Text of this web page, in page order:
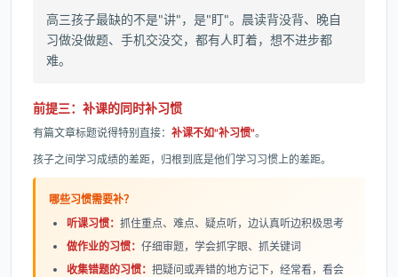
高三孩子最缺的不是"讲"，是"盯"。晨读背没背、晚自
习做没做题、手机交没交，都有人盯着，想不进步都
难。
前提三：补课的同时补习惯
有篇文章标题说得特别直接： 补课不如"补习惯"。
孩子之间学习成绩的差距，归根到底是他们学习习惯上的差距。
哪些习惯需要补？
听课习惯： 抓住重点、难点、疑点听，边认真听边积极思考
做作业的习惯： 仔细审题，学会抓字眼、抓关键词
收集错题的习惯： 把疑问或弄错的地方记下，经常看，看会